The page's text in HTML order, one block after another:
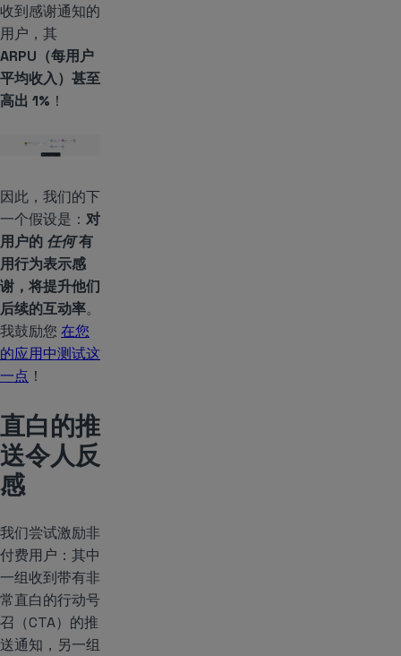
收到感谢通知的
用户，其
ARPU（每用户
平均收入）甚至
高出 1% ！
因此，我们的下
一个假设是： 对
用户的 任何有
用行为表示感
谢，将提升他们
后续的互动率。
我鼓励您在您
的应用中测试这
一点 ！
直白的推
送令人反
感
我们尝试激励非
付费用户：其中
一组收到带有非
常直白的行动号
召（CTA）的推
送通知，另一组